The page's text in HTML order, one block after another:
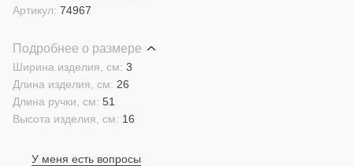
Артикул: 74967
Подробнее о размере
Высота изделия, см: 16
Длина ручки, см: 51
Длина изделия, см: 26
Ширина изделия, см: 3
У меня есть вопросы